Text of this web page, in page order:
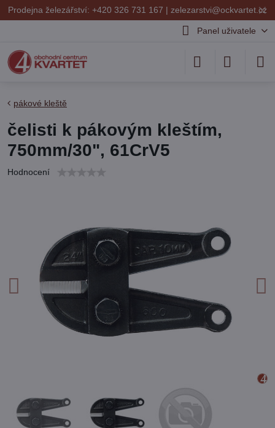
✕
Prodejna železářství: +420 326 731 167 | zelezarstvi@ockvartet.cz
Panel uživatele
pákové kleště
čelisti k pákovým kleštím,
750mm/30", 61CrV5
Hodnocení